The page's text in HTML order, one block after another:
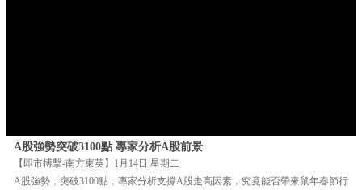
A股強勢突破3100點 專家分析A股前景
【即市搏擊-南方東英】1月14日 星期二
A股強勢，突破3100點，專家分析支撐A股走高因素，究竟能否帶來鼠年春節行